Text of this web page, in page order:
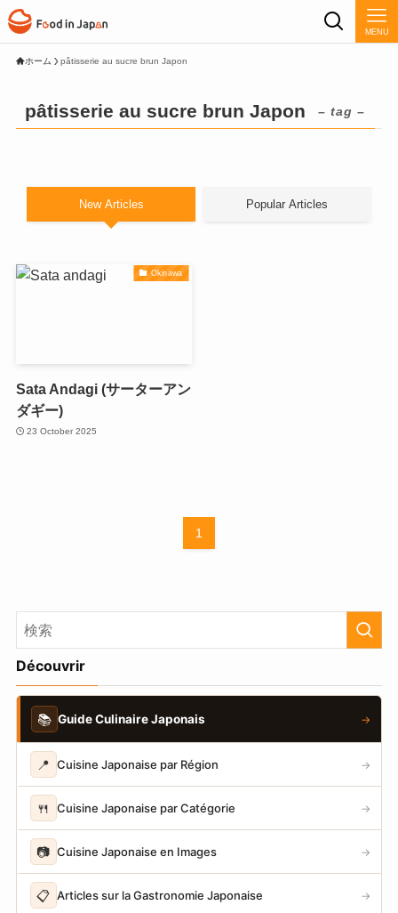
MENU
ホーム pâtisserie au sucre brun Japon
pâtisserie au sucre brun Japon – tag –
New Articles Popular Articles
Okinawa
Sata Andagi (サーターアン
ダギー)
23 October 2025
1
Découvrir
📚 Guide Culinaire Japonais →
📍 Cuisine Japonaise par Région →
🍴 Cuisine Japonaise par Catégorie →
📷 Cuisine Japonaise en Images →
📋 Articles sur la Gastronomie Japonaise →